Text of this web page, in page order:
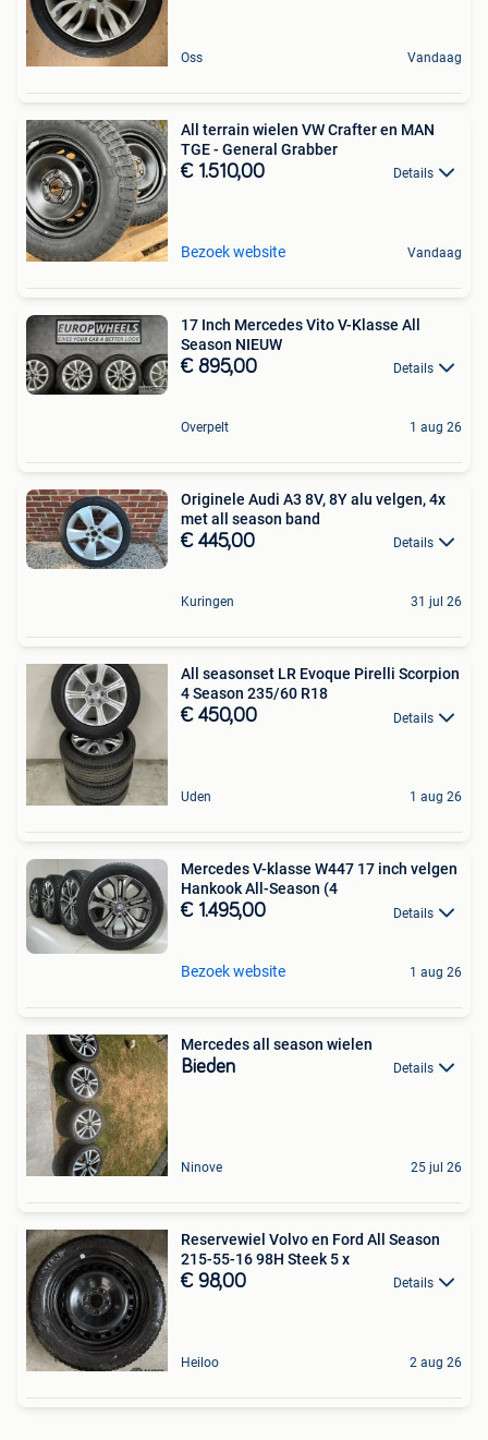
Oss Vandaag
All terrain wielen VW Crafter en MAN
TGE - General Grabber
€ 1.510,00 Details
Bezoek website Vandaag
17 Inch Mercedes Vito V-Klasse All
Season NIEUW
€ 895,00 Details
Overpelt 1 aug 26
Originele Audi A3 8V, 8Y alu velgen, 4x
met all season band
€ 445,00 Details
Kuringen 31 jul 26
All seasonset LR Evoque Pirelli Scorpion
4 Season 235/60 R18
€ 450,00 Details
Uden 1 aug 26
Mercedes V-klasse W447 17 inch velgen
Hankook All-Season (4
€ 1.495,00 Details
Bezoek website 1 aug 26
Mercedes all season wielen
Bieden Details
Ninove 25 jul 26
Reservewiel Volvo en Ford All Season
215-55-16 98H Steek 5 x
€ 98,00 Details
Heiloo 2 aug 26